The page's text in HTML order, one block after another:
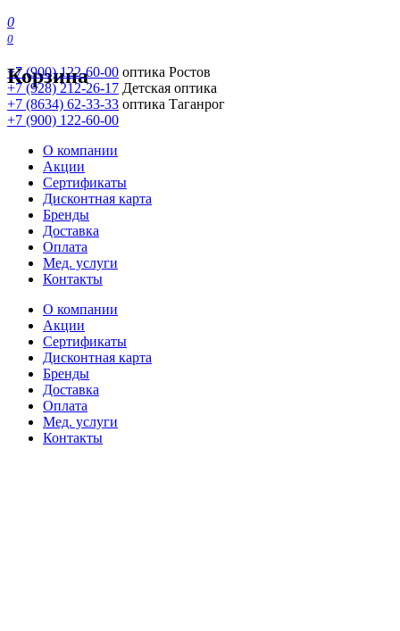
0
0
Корзина
+7 (900) 122-60-00 оптика Ростов
+7 (928) 212-26-17 Детская оптика
+7 (8634) 62-33-33 оптика Таганрог
+7 (900) 122-60-00
О компании
Акции
Сертификаты
Дисконтная карта
Бренды
Доставка
Оплата
Мед. услуги
Контакты
О компании
Акции
Сертификаты
Дисконтная карта
Бренды
Доставка
Оплата
Мед. услуги
Контакты